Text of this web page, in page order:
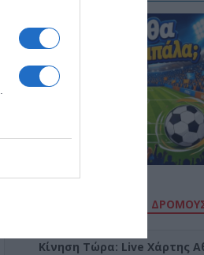
ΔΕΙΤΕ ΤΗΝ ΚΙΝΗΣΗ ΣΤΟΥΣ
Κίνηση Τώρα: Live Χάρτης